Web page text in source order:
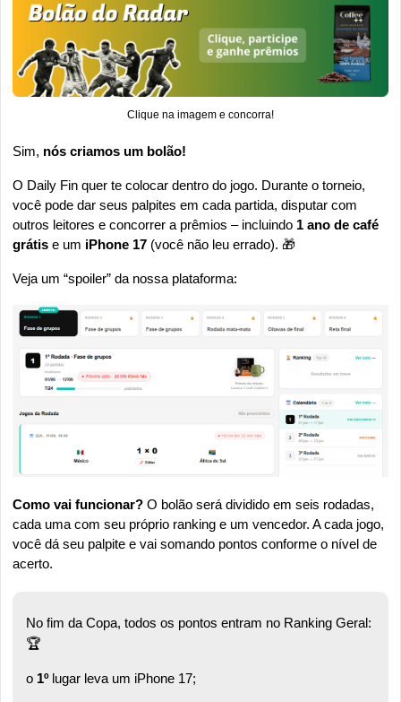
Clique na imagem e concorra!
Sim, nós criamos um bolão!
O Daily Fin quer te colocar dentro do jogo. Durante o torneio,
você pode dar seus palpites em cada partida, disputar com
outros leitores e concorrer a prêmios – incluindo 1 ano de café
grátis e um iPhone 17 (você não leu errado). 🎁
Veja um “spoiler” da nossa plataforma:
Como vai funcionar? O bolão será dividido em seis rodadas,
cada uma com seu próprio ranking e um vencedor. A cada jogo,
você dá seu palpite e vai somando pontos conforme o nível de
acerto.
No fim da Copa, todos os pontos entram no Ranking Geral:
🏆
o 1º lugar leva um iPhone 17;